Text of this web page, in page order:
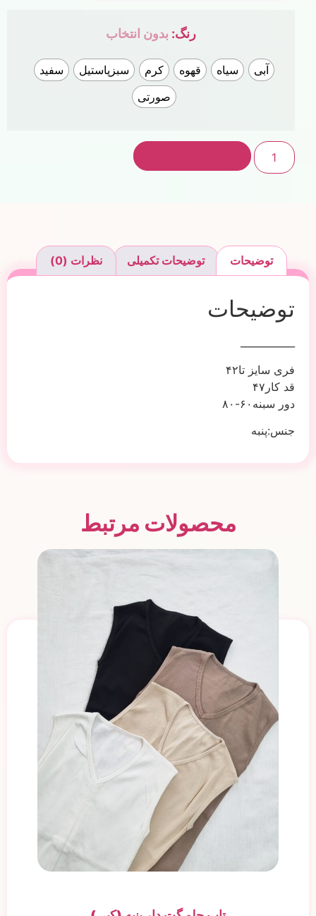
رنگ: بدون انتخاب
آبی سیاه قهوه کرم سبزپاستیل
سفید
صورتی
توضیحات توضیحات تکمیلی نظرات (0)
توضیحات
فری سایز تا۴۲
قد کار۴۷
دور سبنه۶۰-۸۰
جنس:پنبه
محصولات مرتبط